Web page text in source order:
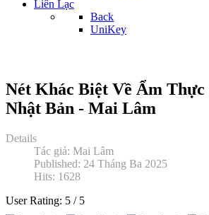
Liên Lạc
Back
UniKey
Nét Khác Biệt Về Ẩm Thực
Nhật Bản - Mai Lâm
Details
Tác giả: Mai Lâm
Published: 24 Tháng Ba 2025
Hits: 1628
User Rating: 5 / 5